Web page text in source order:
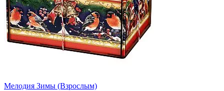
Мелодия Зимы (Взрослым)